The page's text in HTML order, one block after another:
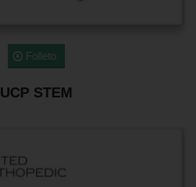
Folleto
UCP STEM